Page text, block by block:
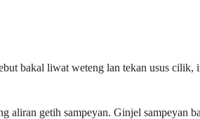
bakal liwat weteng lan tekan usus cilik,
aliran getih sampeyan. Ginjel sampeyan